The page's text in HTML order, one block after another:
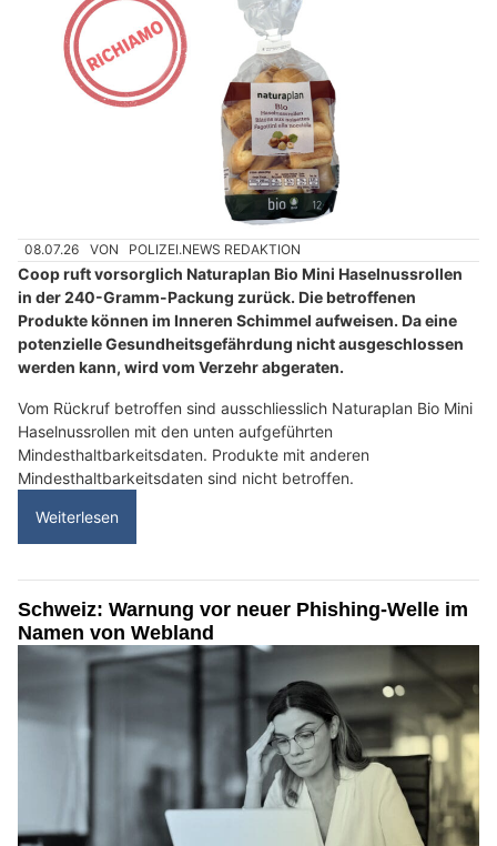
08.07.26 VON POLIZEI.NEWS REDAKTION
Coop ruft vorsorglich Naturaplan Bio Mini Haselnussrollen
in der 240-Gramm-Packung zurück. Die betroffenen
Produkte können im Inneren Schimmel aufweisen. Da eine
potenzielle Gesundheitsgefährdung nicht ausgeschlossen
werden kann, wird vom Verzehr abgeraten.
Vom Rückruf betroffen sind ausschliesslich Naturaplan Bio Mini
Haselnussrollen mit den unten aufgeführten
Mindesthaltbarkeitsdaten. Produkte mit anderen
Mindesthaltbarkeitsdaten sind nicht betroffen.
Weiterlesen
Schweiz: Warnung vor neuer Phishing-Welle im
Namen von Webland